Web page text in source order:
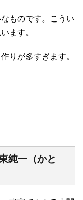
ものです。こうい
ます。
りが多すぎます。
純一（かと